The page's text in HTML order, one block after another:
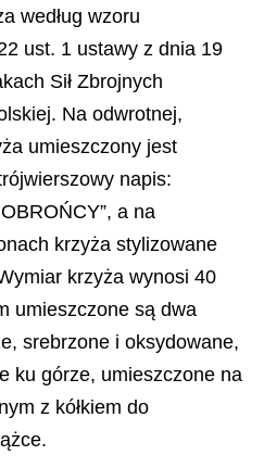
według wzoru
ust. 1 ustawy z dnia 19
Sił Zbrojnych
Na odwrotnej,
umieszczony jest
napis:
a na
krzyża stylizowane
krzyża wynosi 40
umieszczone są dwa
srebrzone i oksydowane,
ku górze, umieszczone na
z kółkiem do